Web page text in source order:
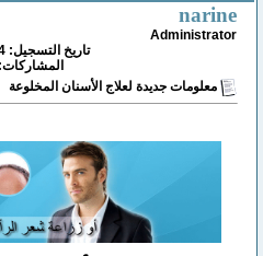
narine
Administrator
تاريخ التسجيل: Dec 2014
المشاركات: 162
معلومات جديدة لعلاج الأسنان المخلوعة